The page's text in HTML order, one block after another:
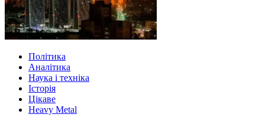
Політика
Аналітика
Наука і техніка
Історія
Цікаве
Heavy Metal